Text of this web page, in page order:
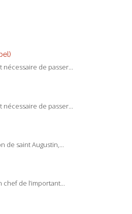
de passer...
de passer...
de saint Augustin,...
chef de l’important...